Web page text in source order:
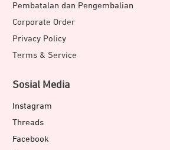
Pembatalan dan Pengembalian
Corporate Order
Privacy Policy
Terms & Service
Sosial Media
Instagram
Threads
Facebook